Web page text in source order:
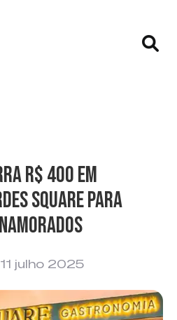
R$ 400 em
Square para
julho 2025